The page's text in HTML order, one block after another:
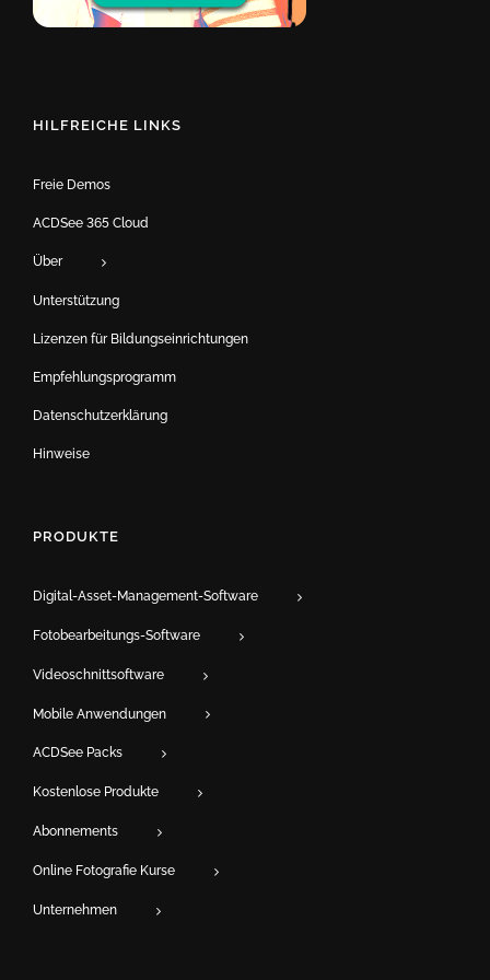
HILFREICHE LINKS
Freie Demos
ACDSee 365 Cloud
Über
Unterstützung
Lizenzen für Bildungseinrichtungen
Empfehlungsprogramm
Datenschutzerklärung
Hinweise
PRODUKTE
Digital-Asset-Management-Software
Fotobearbeitungs-Software
Videoschnittsoftware
Mobile Anwendungen
ACDSee Packs
Kostenlose Produkte
Abonnements
Online Fotografie Kurse
Unternehmen